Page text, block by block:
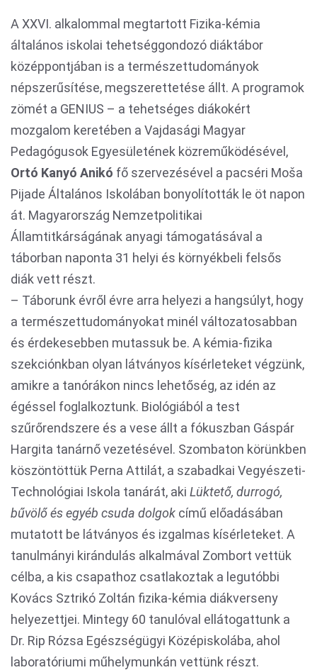
A XXVI. alkalommal megtartott Fizika-kémia
általános iskolai tehetséggondozó diáktábor
középpontjában is a természettudományok
népszerűsítése, megszerettetése állt. A programok
zömét a GENIUS – a tehetséges diákokért
mozgalom keretében a Vajdasági Magyar
Pedagógusok Egyesületének közreműködésével,
Ortó Kanyó Anikó fő szervezésével a pacséri Moša
Pijade Általános Iskolában bonyolították le öt napon
át. Magyarország Nemzetpolitikai
Államtitkárságának anyagi támogatásával a
táborban naponta 31 helyi és környékbeli felsős
diák vett részt.
– Táborunk évről évre arra helyezi a hangsúlyt, hogy
a természettudományokat minél változatosabban
és érdekesebben mutassuk be. A kémia-fizika
szekciónkban olyan látványos kísérleteket végzünk,
amikre a tanórákon nincs lehetőség, az idén az
égéssel foglalkoztunk. Biológiából a test
szűrőrendszere és a vese állt a fókuszban Gáspár
Hargita tanárnő vezetésével. Szombaton körünkben
köszöntöttük Perna Attilát, a szabadkai Vegyészeti-
Technológiai Iskola tanárát, aki Lüktető, durrogó,
bűvölő és egyéb csuda dolgok című előadásában
mutatott be látványos és izgalmas kísérleteket. A
tanulmányi kirándulás alkalmával Zombort vettük
célba, a kis csapathoz csatlakoztak a legutóbbi
Kovács Sztrikó Zoltán fizika-kémia diákverseny
helyezettjei. Mintegy 60 tanulóval ellátogattunk a
Dr. Rip Rózsa Egészségügyi Középiskolába, ahol
laboratóriumi műhelymunkán vettünk részt.